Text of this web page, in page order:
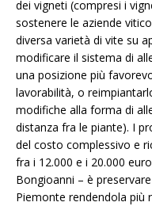
dei vigneti (compresi i
sostenere le aziende
diversa varietà di vite su
modificare il sistema di
una posizione più
lavorabilità, o
modifiche alla forma di
distanza fra le piante). I
del costo complessivo e
fra i 12.000 e i 20.000
Bongioanni – è
Piemonte rendendola più